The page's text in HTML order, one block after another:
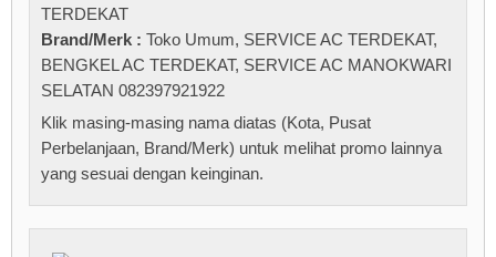
TERDEKAT
Brand/Merk : Toko Umum, SERVICE AC TERDEKAT,
BENGKEL AC TERDEKAT, SERVICE AC MANOKWARI
SELATAN 082397921922
Klik masing-masing nama diatas (Kota, Pusat
Perbelanjaan, Brand/Merk) untuk melihat promo lainnya
yang sesuai dengan keinginan.